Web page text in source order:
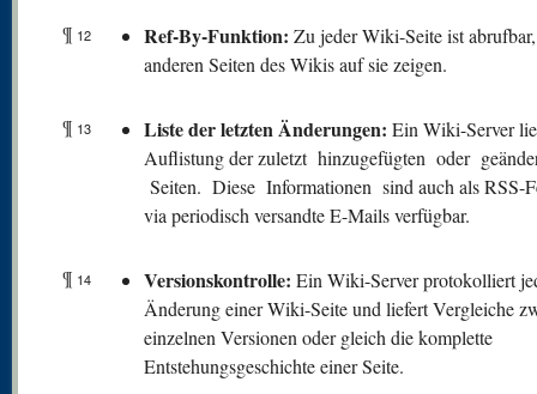
¶ 12 Ref-By-Funktion: Zu jeder Wiki-Seite ist
anderen Seiten des Wikis auf sie zeigen.
¶ 13 Liste der letzten Änderungen: Ein Wiki-Server
Auflistung der zuletzt hinzugefügten oder
Seiten. Diese Informationen sind auch als RSS-
via periodisch versandte E-Mails verfügbar.
¶ 14 Versionskontrolle: Ein Wiki-Server protokolliert
Änderung einer Wiki-Seite und liefert Vergleiche
einzelnen Versionen oder gleich die komplette
Entstehungsgeschichte einer Seite.